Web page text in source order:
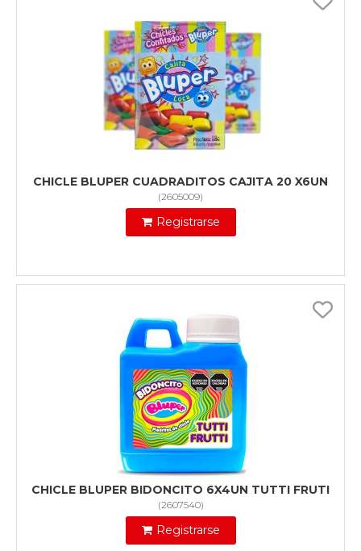
CHICLE BLUPER CUADRADITOS CAJITA 20 X6UN
(2605009)
Registrarse
CHICLE BLUPER BIDONCITO 6X4UN TUTTI FRUTI
(2607540)
Registrarse